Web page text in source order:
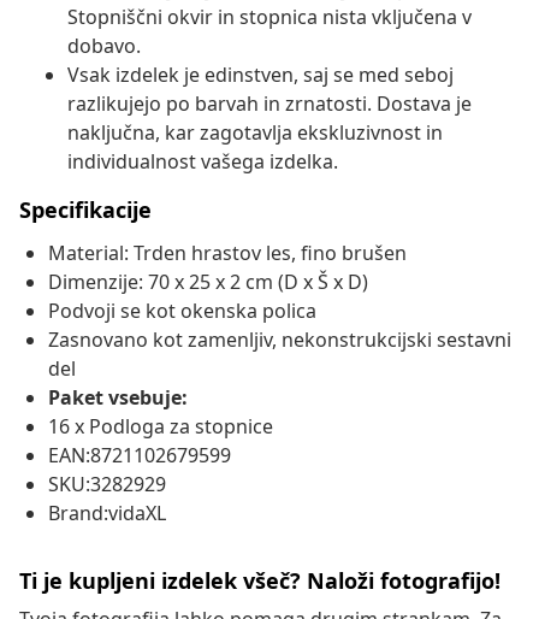
Stopniščni okvir in stopnica nista vključena v
dobavo.
Vsak izdelek je edinstven, saj se med seboj
razlikujejo po barvah in zrnatosti. Dostava je
naključna, kar zagotavlja ekskluzivnost in
individualnost vašega izdelka.
Specifikacije
Material: Trden hrastov les, fino brušen
Dimenzije: 70 x 25 x 2 cm (D x Š x D)
Podvoji se kot okenska polica
Zasnovano kot zamenljiv, nekonstrukcijski sestavni
del
Paket vsebuje:
16 x Podloga za stopnice
EAN:8721102679599
SKU:3282929
Brand:vidaXL
Ti je kupljeni izdelek všeč? Naloži fotografijo!